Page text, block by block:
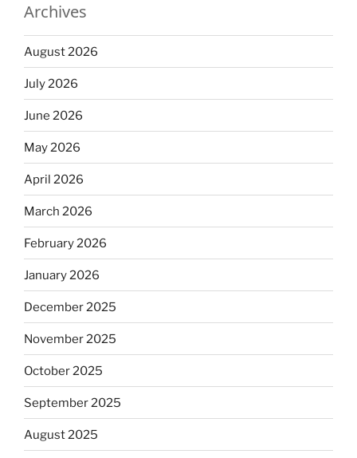
Archives
August 2026
July 2026
June 2026
May 2026
April 2026
March 2026
February 2026
January 2026
December 2025
November 2025
October 2025
September 2025
August 2025